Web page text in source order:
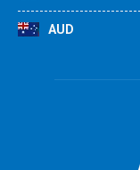
AUD